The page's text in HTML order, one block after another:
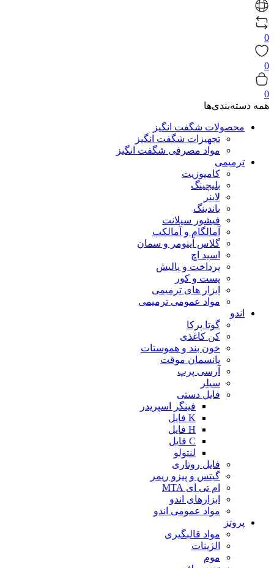
0
0
0
همه دسته‌بندی‌ها
محصولات شگفت انگیز
تجهیزات شگفت انگیز
مواد مصرفی شگفت انگیز
ترمیمی
کامپوزیت
بلیچینگ
لاینر
باندینگ
فیشور سیلانت
آمالگام و آمالکپ
گلاس آینومر و سمان
اسید اچ
پرداخت و پالیش
پست و کور
ابزار های ترمیمی
مواد عمومی ترمیمی
اندو
گوتا پرکا
کن کاغذی
خون بند و هموستات
پانسمان موقت
آرسی پرپ
سیلر
فایل دستی
فینگر اسپریدر
K فایل
H فایل
C فایل
لنتولو
فایل روتاری
گیتس و پیزو ریمر
ام تی ای MTA
ابزارهای اندو
مواد عمومی اندو
پروتز
مواد قالبگیری
الژینات
موم